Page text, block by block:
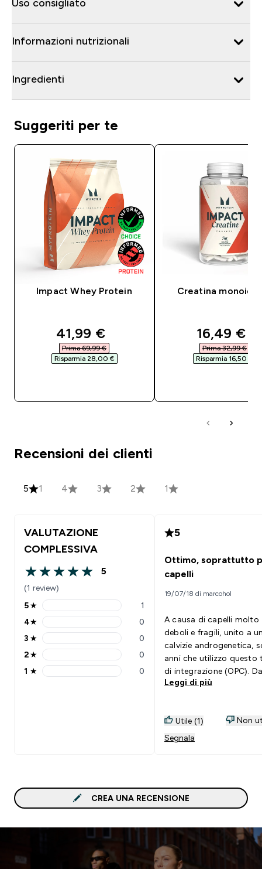
Uso consigliato
Informazioni nutrizionali
Ingredienti
Suggeriti per te
Impact Whey Protein
discounted price
41,99 €‎
Prima 69,99 €‎
Risparmia 28,00 €‎
Creatina
16,49 €‎
Prima 32,99 €‎
Risparmia 16,50 €‎
Recensioni dei clienti
5 1 4 3 2 1
VALUTAZIONE
COMPLESSIVA
5 out of 5 stars
5
(1 review)
5 stars rating 1 reviews
5★ 1
4 stars rating 0 reviews
4★ 0
3 stars rating 0 reviews
3 ★ 0
2 stars rating 0 reviews
2★ 0
1 stars rating 0 reviews
1 ★ 0
5
Ottimo, soprattutto
capelli
19/07/18 di marcohol
A causa di capelli molto
deboli e fragili, unito a
calvizie androgenetica,
anni che utilizzo questo
di integrazione (OPC). Da
quando ho iniziato ad
benissimo: prezzo e
Leggi di più
Utile (1)
Non
Segnala
CREA UNA RECENSIONE